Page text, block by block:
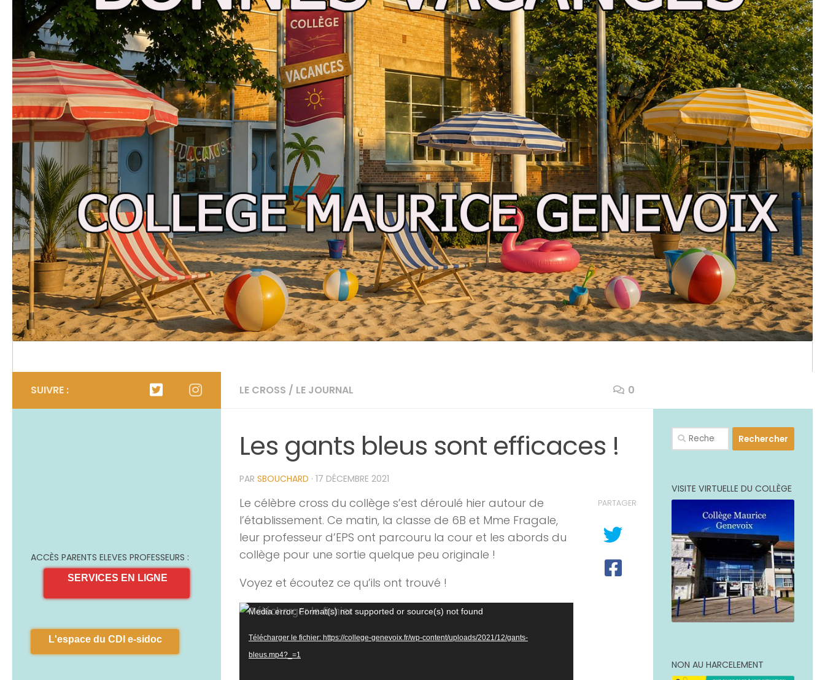
LE CROSS / LE JOURNAL 0
Les gants bleus sont efficaces !
PAR SBOUCHARD · 17 DÉCEMBRE 2021
Le célèbre cross du collège s’est déroulé hier autour de
l’établissement. Ce matin, la classe de 6B et Mme Fragale,
leur professeur d’EPS ont parcouru la cour et les abords du
collège pour une sortie quelque peu originale !
Voyez et écoutez ce qu’ils ont trouvé !
Lecteur
Media error: Format(s) not supported or source(s) not found
Télécharger le fichier: https://college-genevoix.fr/wp-content/uploads/2021/12/gants-
bleus.mp4?_=1
PARTAGER
SUIVRE :
ACCÈS PARENTS ELEVES PROFESSEURS :
SERVICES EN LIGNE
L'espace du CDI e-sidoc
Rechercher :
VISITE VIRTUELLE DU COLLÈGE
NON AU HARCELEMENT